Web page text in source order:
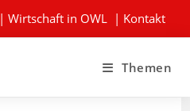
| Wirtschaft in OWL | Kontakt
Themen